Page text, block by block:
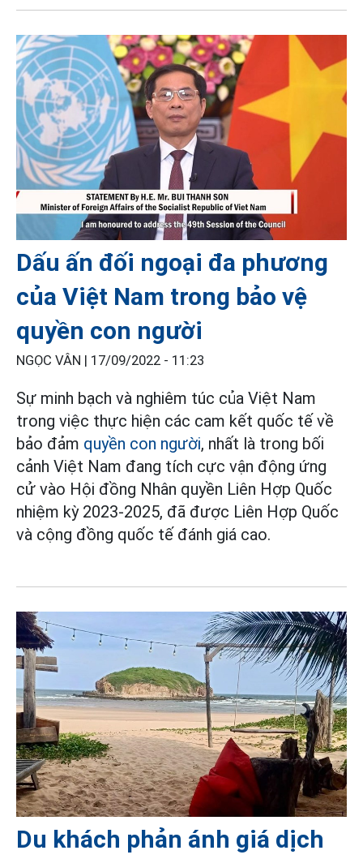
Dấu ấn đối ngoại đa phương
của Việt Nam trong bảo vệ
quyền con người
NGỌC VÂN | 17/09/2022 - 11:23
Sự minh bạch và nghiêm túc của Việt Nam
trong việc thực hiện các cam kết quốc tế về
bảo đảm quyền con người, nhất là trong bối
cảnh Việt Nam đang tích cực vận động ứng
cử vào Hội đồng Nhân quyền Liên Hợp Quốc
nhiệm kỳ 2023-2025, đã được Liên Hợp Quốc
và cộng đồng quốc tế đánh giá cao.
Du khách phản ánh giá dịch